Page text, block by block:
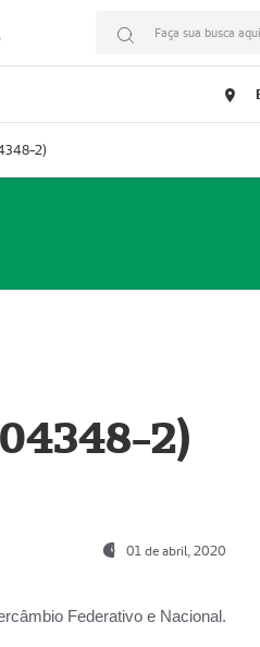
Faça sua busca aqui
2)
2)
01 de abril, 2020
Federativo e Nacional.